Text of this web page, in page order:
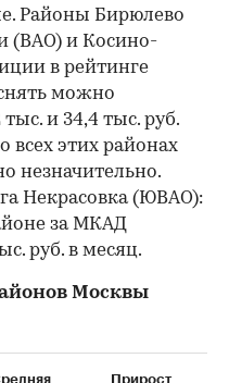
Районы Бирюлево
(ВАО) и Косино-
в рейтинге
можно
тыс. и 34,4 тыс. руб.
всех этих районах
незначительно.
Некрасовка (ЮВАО):
за МКАД
руб. в месяц.
Москвы
Прирост